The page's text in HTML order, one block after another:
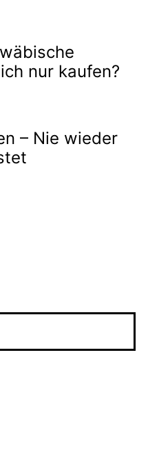
nur kaufen?
– Nie wieder